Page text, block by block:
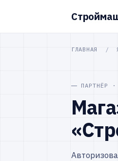
ГЛАВНАЯ /
ПАРТНЁР ·